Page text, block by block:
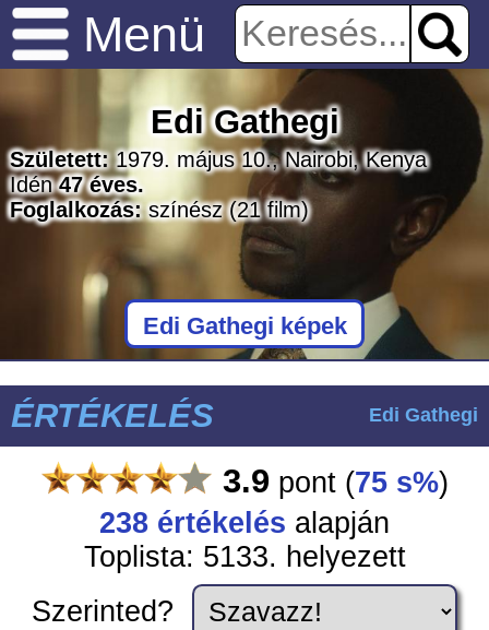
Menü
Edi Gathegi
Született:1979. május 10., Nairobi, Kenya
Idén47 éves.
Foglalkozás:színész(21 film)
Edi Gathegi képek
ÉRTÉKELÉS Edi Gathegi
3.9 pont (75 s%)
238 értékelés alapján
Toplista: 5133. helyezett
Szerinted?